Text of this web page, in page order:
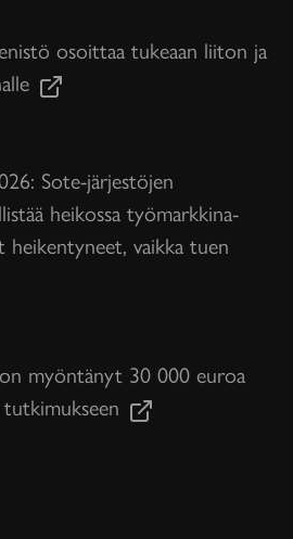
osoittaa tukeaan liiton ja
Sote-järjestöjen
heikossa työmarkkina-
heikentyneet, vaikka tuen
myöntänyt 30 000 euroa